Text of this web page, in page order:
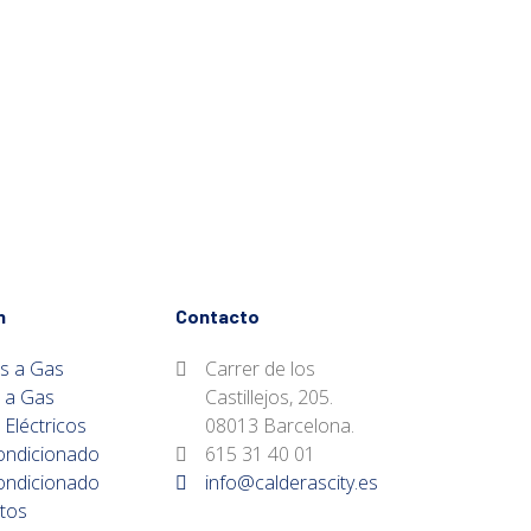
a Gas
Gas
Contacto
Carrer de los
Castillejos, 205.
08013 Barcelona.
615 31 40 01
info@calderascity.es